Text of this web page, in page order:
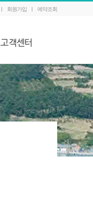
회원가입 예약조회
고객센터
공지사항
Q&A
이벤트